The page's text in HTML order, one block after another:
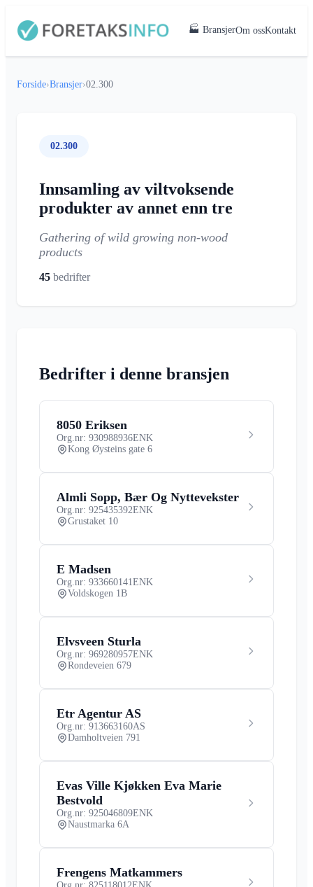
🏭 BransjerOm ossKontakt
Forside›Bransjer›02.300
02.300
Innsamling av viltvoksende
produkter av annet enn tre
Gathering of wild growing non-wood
products
45 bedrifter
Bedrifter i denne bransjen
8050 Eriksen
Org.nr: 930988936ENK
Kong Øysteins gate 6
Almli Sopp, Bær Og Nyttevekster
Org.nr: 925435392ENK
Grustaket 10
E Madsen
Org.nr: 933660141 ENK
Voldskogen 1B
Elvsveen Sturla
Org.nr: 969280957ENK
Rondeveien 679
Etr Agentur AS
Org.nr: 913663160AS
Damholtveien 791
Evas Ville Kjøkken Eva Marie
Bestvold
Org.nr: 925046809ENK
Naustmarka 6A
Frengens Matkammers